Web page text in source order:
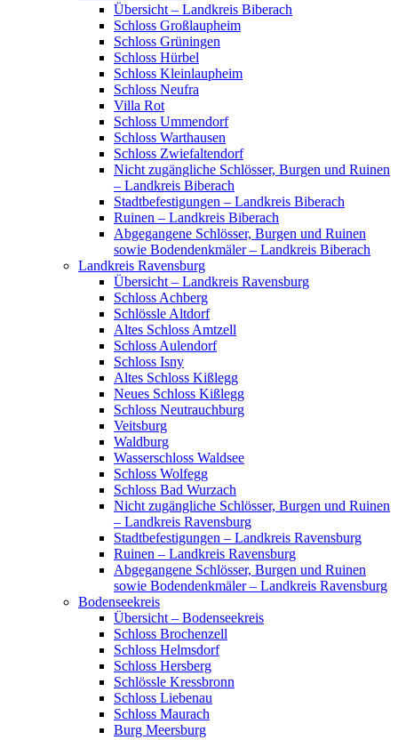
Übersicht – Landkreis Biberach
Schloss Großlaupheim
Schloss Grüningen
Schloss Hürbel
Schloss Kleinlaupheim
Schloss Neufra
Villa Rot
Schloss Ummendorf
Schloss Warthausen
Schloss Zwiefaltendorf
Nicht zugängliche Schlösser, Burgen und Ruinen
– Landkreis Biberach
Stadtbefestigungen – Landkreis Biberach
Ruinen – Landkreis Biberach
Abgegangene Schlösser, Burgen und Ruinen
sowie Bodendenkmäler – Landkreis Biberach
Landkreis Ravensburg
Übersicht – Landkreis Ravensburg
Schloss Achberg
Schlössle Altdorf
Altes Schloss Amtzell
Schloss Aulendorf
Schloss Isny
Altes Schloss Kißlegg
Neues Schloss Kißlegg
Schloss Neutrauchburg
Veitsburg
Waldburg
Wasserschloss Waldsee
Schloss Wolfegg
Schloss Bad Wurzach
Nicht zugängliche Schlösser, Burgen und Ruinen
– Landkreis Ravensburg
Stadtbefestigungen – Landkreis Ravensburg
Ruinen – Landkreis Ravensburg
Abgegangene Schlösser, Burgen und Ruinen
sowie Bodendenkmäler – Landkreis Ravensburg
Bodenseekreis
Übersicht – Bodenseekreis
Schloss Brochenzell
Schloss Helmsdorf
Schloss Hersberg
Schlössle Kressbronn
Schloss Liebenau
Schloss Maurach
Burg Meersburg